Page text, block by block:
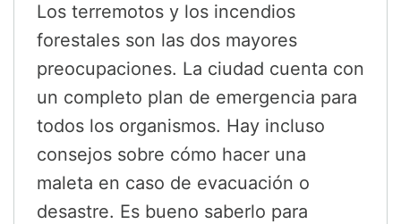
Los terremotos y los incendios
forestales son las dos mayores
preocupaciones. La ciudad cuenta con
un completo plan de emergencia para
todos los organismos. Hay incluso
consejos sobre cómo hacer una
maleta en caso de evacuación o
desastre. Es bueno saberlo para